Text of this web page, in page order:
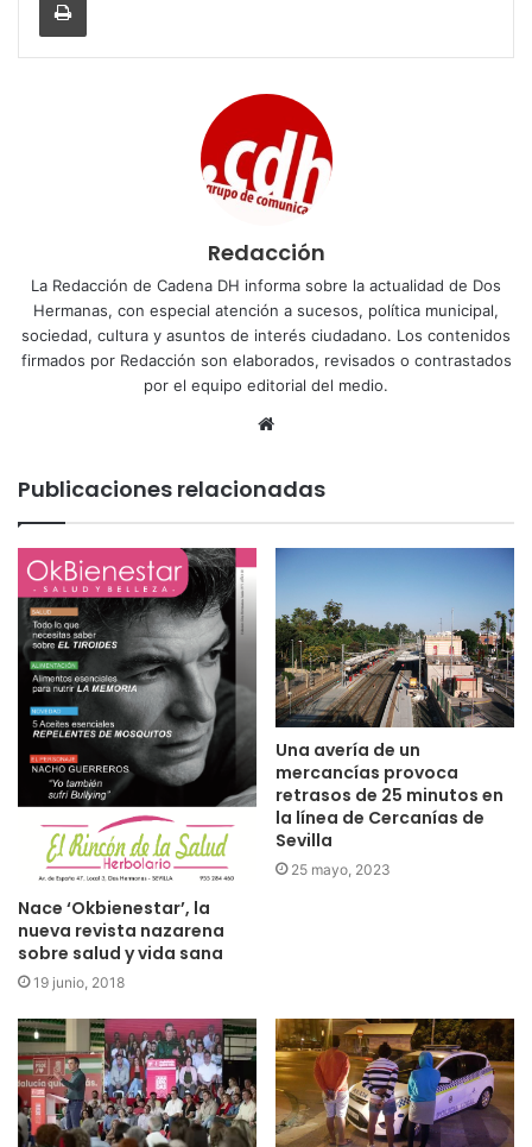
Redacción
La Redacción de Cadena DH informa sobre la actualidad de Dos
Hermanas, con especial atención a sucesos, política municipal,
sociedad, cultura y asuntos de interés ciudadano. Los contenidos
firmados por Redacción son elaborados, revisados o contrastados
por el equipo editorial del medio.
Sitio
Publicaciones relacionadas
Nace ‘Okbienestar’, la
nueva revista nazarena
sobre salud y vida sana
19 junio, 2018
Una avería de un
mercancías provoca
retrasos de 25 minutos en
la línea de Cercanías de
Sevilla
25 mayo, 2023